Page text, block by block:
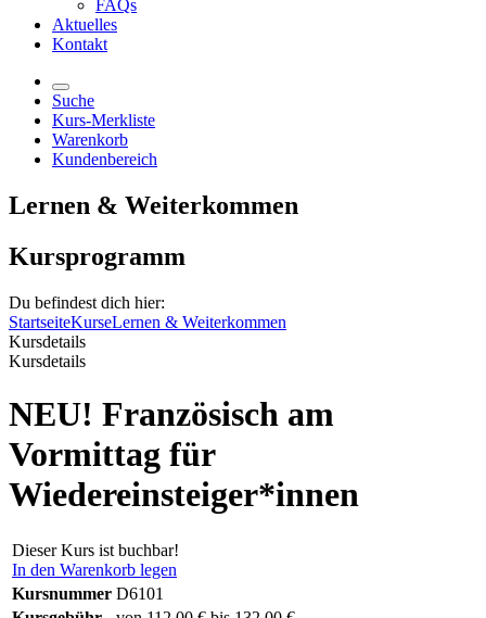
FAQs
Aktuelles
Kontakt
Suche
Kurs-Merkliste
Warenkorb
Kundenbereich
Lernen & Weiterkommen
Kursprogramm
Du befindest dich hier:
StartseiteKurseLernen & Weiterkommen
Kursdetails
Kursdetails
NEU! Französisch am
Vormittag für
Wiedereinsteiger*innen
Dieser Kurs ist buchbar!
In den Warenkorb legen
Kursnummer D6101